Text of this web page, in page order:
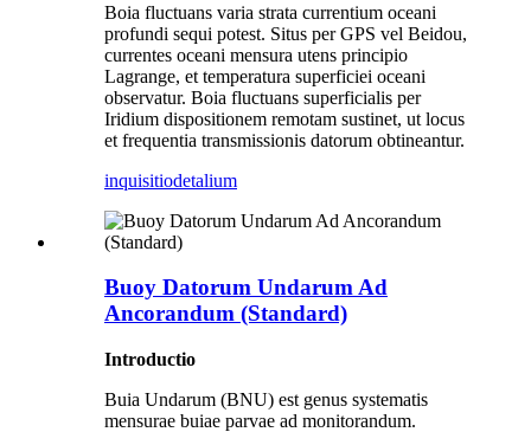
Boia fluctuans varia strata currentium oceani
profundi sequi potest. Situs per GPS vel Beidou,
currentes oceani mensura utens principio
Lagrange, et temperatura superficiei oceani
observatur. Boia fluctuans superficialis per
Iridium dispositionem remotam sustinet, ut locus
et frequentia transmissionis datorum obtineantur.
inquisitiodetalium
Buoy Datorum Undarum Ad
Ancorandum (Standard)
Introductio
Buia Undarum (BNU) est genus systematis
mensurae buiae parvae ad monitorandum.